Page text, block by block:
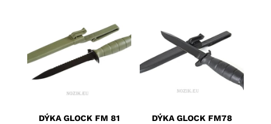
DÝKA GLOCK FM 81 DÝKA GLOCK FM78